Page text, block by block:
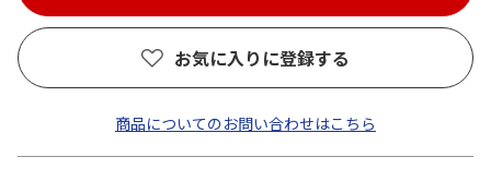
お気に入りに登録する
商品についてのお問い合わせはこちら